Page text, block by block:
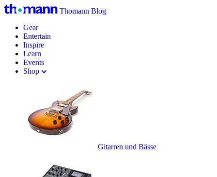
Thomann Blog
Gear
Entertain
Inspire
Learn
Events
Shop
Gitarren und Bässe